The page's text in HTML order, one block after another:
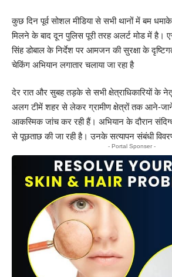
कुछ दिन पूर्व सोशल मीडिया से सभी थानों में बम
मिलने के बाद दून पुलिस पूरी तरह अलर्ट मोड में है।
सिंह डोबाल के निर्देश पर आमजन की सुरक्षा के
चेकिंग अभियान लगातार चलाया जा रहा है
देर रात और सुबह तड़के से सभी क्षेत्राधिकारियों के
अलग टीमें शहर से लेकर ग्रामीण क्षेत्रों तक आने-जाने
आकस्मिक जांच कर रही हैं। अभियान के दौरान
से पूछताछ की जा रही है। उनके सत्यापन संबंधी
- Portal Sponser -